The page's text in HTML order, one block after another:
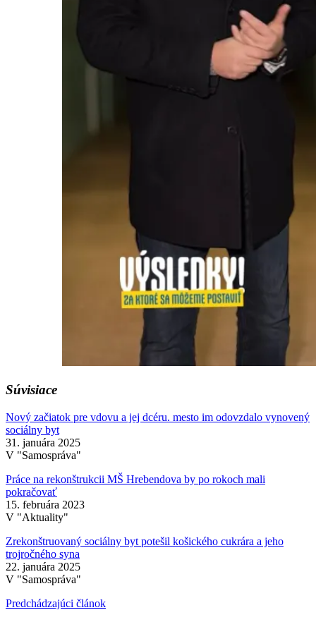
Súvisiace
Nový začiatok pre vdovu a jej dcéru. mesto im odovzdalo vynovený
sociálny byt
31. januára 2025
V "Samospráva"
Práce na rekonštrukcii MŠ Hrebendova by po rokoch mali
pokračovať
15. februára 2023
V "Aktuality"
Zrekonštruovaný sociálny byt potešil košického cukrára a jeho
trojročného syna
22. januára 2025
V "Samospráva"
Predchádzajúci článok